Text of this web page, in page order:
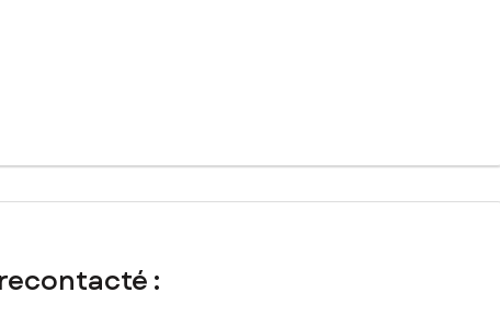
privilégié.
, 194 m² d'emprise au sol possible , Zone UDb du PLU de
: